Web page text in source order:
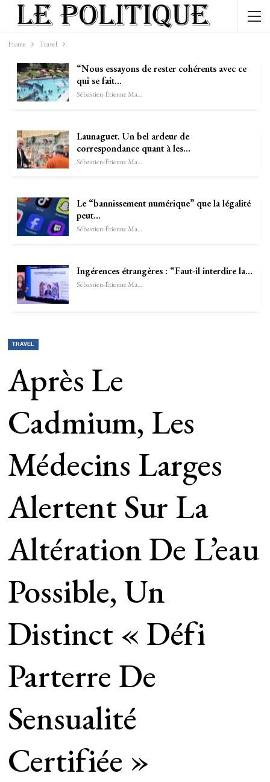
Home Travel
“Nous essayons de rester cohérents avec ce
qui se fait…
Sébastien-Étienne Marechal
Launaguet. Un bel ardeur de
correspondance quant à les…
Sébastien-Étienne Marechal
Le “bannissement numérique” que la légalité
peut…
Sébastien-Étienne Marechal
Ingérences étrangères : “Faut-il interdire la…
Sébastien-Étienne Marechal
TRAVEL
Après Le
Cadmium, Les
Médecins Larges
Alertent Sur La
Altération De L’eau
Possible, Un
Distinct « Défi
Parterre De
Sensualité
Certifiée »